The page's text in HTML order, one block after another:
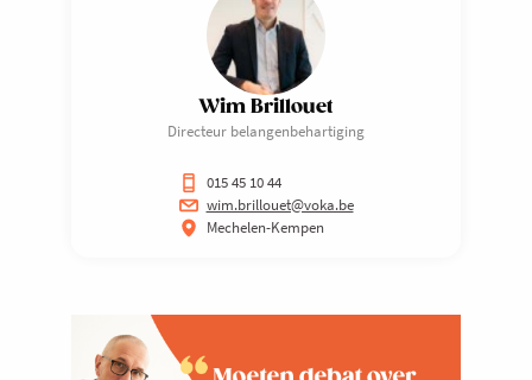
Wim Brillouet
Directeur belangenbehartiging
015 45 10 44
wim.brillouet@voka.be
Mechelen-Kempen